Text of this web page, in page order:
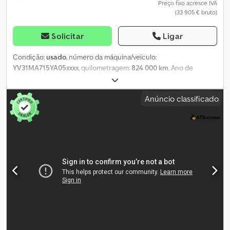
Preço fixo acresce IVA
(33 905 € bruto)
Solicitar Ligar
Condição:usado, número da máquina/veículo:
YV31MA715YA05xxxx, quilometragem:824 000 km, Ano de
, Por favor, mencione o número de referência ao
solicitar informações: 22794 Especificações: Quilometragem:
824.000 km Transmissão: manual 6x2 Lugares sentados: 14
Lugares de dormir: 4 (2 em beliche e 2 em cama de casal) Pneus
(veja as fotos) Suspensão pneumática Plataforma elevatória
ano 2000. O ônibus possui 14 assentos e 4 camas. TV, topper,
scooter e acessórios soltos não estão incluídos na venda.
Cjdpfxezqnrao Afterf Disponibilidade imediata. Km: 824000 Tuf:
Anúncio classificado